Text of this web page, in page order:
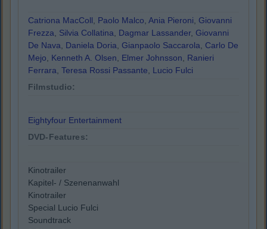
Catriona MacColl, Paolo Malco, Ania Pieroni, Giovanni
Frezza, Silvia Collatina, Dagmar Lassander, Giovanni
De Nava, Daniela Doria, Gianpaolo Saccarola, Carlo De
Mejo, Kenneth A. Olsen, Elmer Johnsson, Ranieri
Ferrara, Teresa Rossi Passante, Lucio Fulci
Filmstudio:
Eightyfour Entertainment
DVD-Features:
Kinotrailer
Kapitel- / Szenenanwahl
Kinotrailer
Special Lucio Fulci
Soundtrack